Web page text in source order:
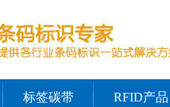
标签碳带 RFID产品